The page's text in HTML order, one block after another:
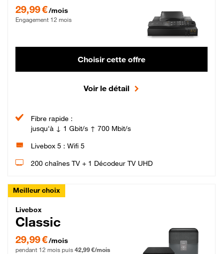
29,99 €/mois
Engagement 12 mois
Choisir cette offre
Voir le détail
Fibre rapide :
jusqu'à ↓ 1 Gbit/s ↑ 700 Mbit/s
Livebox 5 : Wifi 5
200 chaînes TV + 1 Décodeur TV UHD
Meilleur choix
Livebox Classic Fibre
Livebox
Classic
29,99 € par mois pendant 12 mois puis 42,99 € par mois, Engagement 12 mois
29,99 €/mois
pendant 12 mois puis 42,99 €/mois